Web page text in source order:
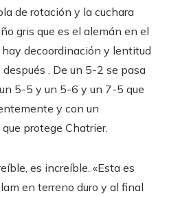
de rotación y la cuchara
gris que es el alemán en el
decoordinación y lentitud
. De un 5-2 se pasa
5-5 y un 5-6 y un 7-5 que
y con un
protege Chatrier.
es increíble. «Esta es
en terreno duro y al final